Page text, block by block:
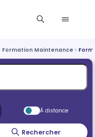
Formation Maintenance
À distance
Rechercher